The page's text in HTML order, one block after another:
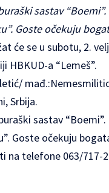
sastav
Goste očekuju
će se u subotu, 2.
HBKUD-a “Lemeš”.
Srbija.
sastav
Goste očekuju
na telefone 063/717-